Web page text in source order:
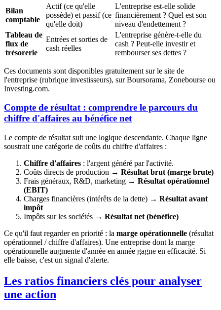
Bilan
comptable
Actif (ce qu'elle
possède) et passif (ce
qu'elle doit)
L'entreprise est-elle solide
financièrement ? Quel est son
niveau d'endettement ?
Tableau de
flux de
trésorerie
Entrées et sorties de
cash réelles
L'entreprise génère-t-elle du
cash ? Peut-elle investir et
rembourser ses dettes ?
Ces documents sont disponibles gratuitement sur le site de
l'entreprise (rubrique investisseurs), sur Boursorama, Zonebourse ou
Investing.com.
Compte de résultat : comprendre le parcours du
chiffre d'affaires au bénéfice net
Le compte de résultat suit une logique descendante. Chaque ligne
soustrait une catégorie de coûts du chiffre d'affaires :
Chiffre d'affaires : l'argent généré par l'activité.
Coûts directs de production → Résultat brut (marge brute)
Frais généraux, R&D, marketing → Résultat opérationnel
(EBIT)
Charges financières (intérêts de la dette) → Résultat avant
impôt
Impôts sur les sociétés → Résultat net (bénéfice)
Ce qu'il faut regarder en priorité : la marge opérationnelle (résultat
opérationnel / chiffre d'affaires). Une entreprise dont la marge
opérationnelle augmente d'année en année gagne en efficacité. Si
elle baisse, c'est un signal d'alerte.
Les ratios financiers clés pour analyser
une action